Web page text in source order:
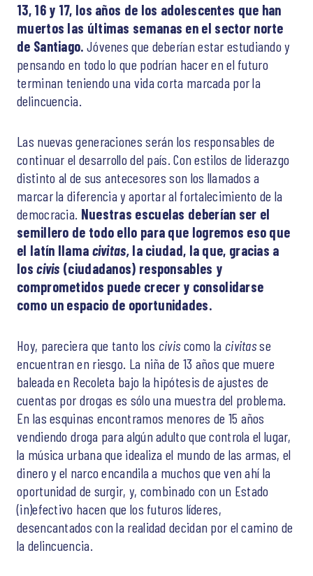
13, 16 y 17, los años de los adolescentes que han
muertos las últimas semanas en el sector norte
de Santiago. Jóvenes que deberían estar estudiando y
pensando en todo lo que podrían hacer en el futuro
terminan teniendo una vida corta marcada por la
delincuencia.
Las nuevas generaciones serán los responsables de
continuar el desarrollo del país. Con estilos de liderazgo
distinto al de sus antecesores son los llamados a
marcar la diferencia y aportar al fortalecimiento de la
democracia. Nuestras escuelas deberían ser el
semillero de todo ello para que logremos eso que
el latín llama civitas, la ciudad, la que, gracias a
loscivis (ciudadanos) responsables y
comprometidos puede crecer y consolidarse
como un espacio de oportunidades.
Hoy, pareciera que tanto los civis como la civitasse
encuentran en riesgo. La niña de 13 años que muere
baleada en Recoleta bajo la hipótesis de ajustes de
cuentas por drogas es sólo una muestra del problema.
En las esquinas encontramos menores de 15 años
vendiendo droga para algún adulto que controla el lugar,
la música urbana que idealiza el mundo de las armas, el
dinero y el narco encandila a muchos que ven ahí la
oportunidad de surgir, y, combinado con un Estado
(in)efectivo hacen que los futuros líderes,
desencantados con la realidad decidan por el camino de
la delincuencia.